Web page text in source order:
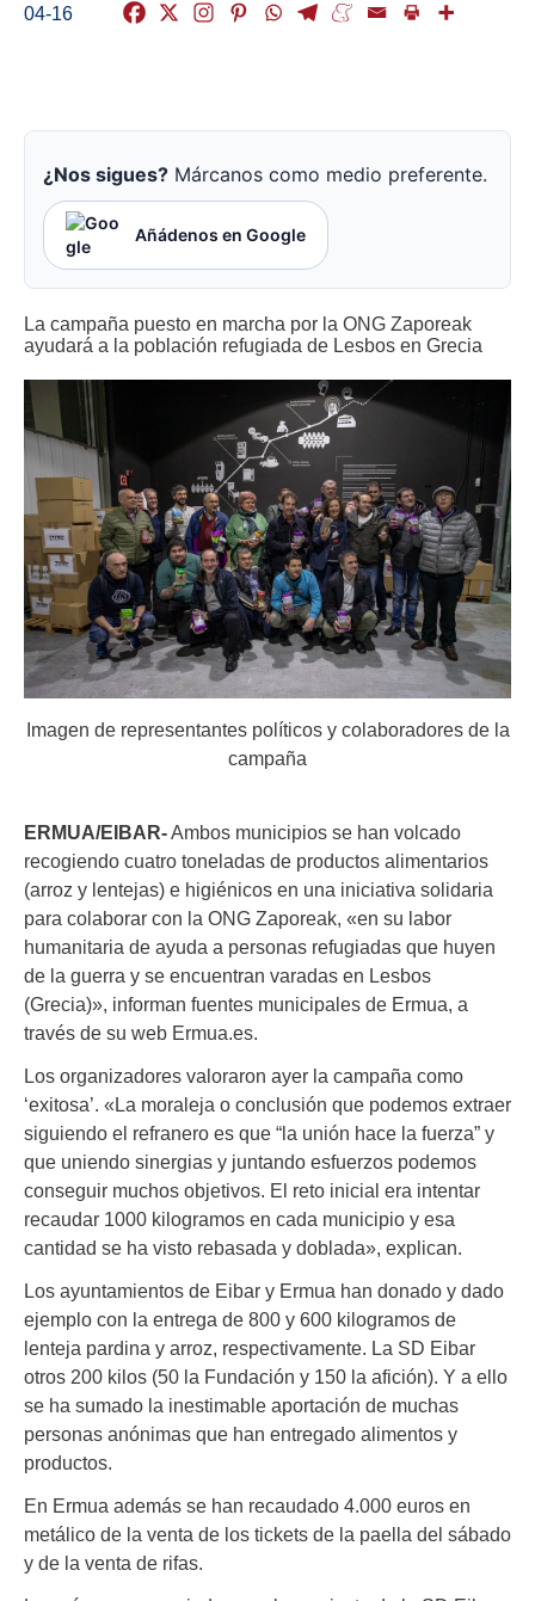
04-16
¿Nos sigues? Márcanos como medio preferente.
Añádenos en Google
La campaña puesto en marcha por la ONG Zaporeak
ayudará a la población refugiada de Lesbos en Grecia
Imagen de representantes políticos y colaboradores de la
campaña
ERMUA/EIBAR- Ambos municipios se han volcado
recogiendo cuatro toneladas de productos alimentarios
(arroz y lentejas) e higiénicos en una iniciativa solidaria
para colaborar con la ONG Zaporeak, «en su labor
humanitaria de ayuda a personas refugiadas que huyen
de la guerra y se encuentran varadas en Lesbos
(Grecia)», informan fuentes municipales de Ermua, a
través de su web Ermua.es.
Los organizadores valoraron ayer la campaña como
‘exitosa’. «La moraleja o conclusión que podemos extraer
siguiendo el refranero es que “la unión hace la fuerza” y
que uniendo sinergias y juntando esfuerzos podemos
conseguir muchos objetivos. El reto inicial era intentar
recaudar 1000 kilogramos en cada municipio y esa
cantidad se ha visto rebasada y doblada», explican.
Los ayuntamientos de Eibar y Ermua han donado y dado
ejemplo con la entrega de 800 y 600 kilogramos de
lenteja pardina y arroz, respectivamente. La SD Eibar
otros 200 kilos (50 la Fundación y 150 la afición). Y a ello
se ha sumado la inestimable aportación de muchas
personas anónimas que han entregado alimentos y
productos.
En Ermua además se han recaudado 4.000 euros en
metálico de la venta de los tickets de la paella del sábado
y de la venta de rifas.